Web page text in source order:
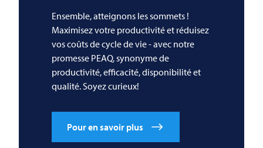
Ensemble, atteignons les sommets !
Maximisez votre productivité et réduisez
vos coûts de cycle de vie - avec notre
promesse PEAQ, synonyme de
productivité, efficacité, disponibilité et
qualité. Soyez curieux!
Pour en savoir plus